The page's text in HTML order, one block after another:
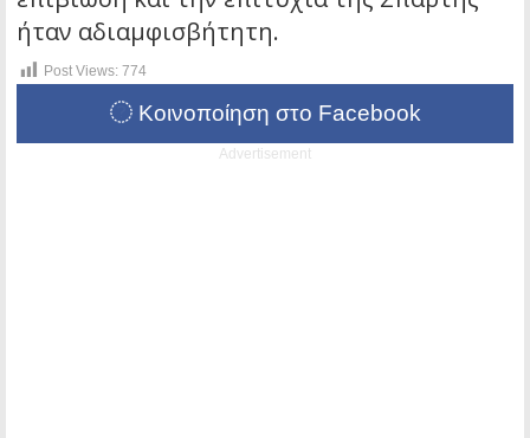
ήταν αδιαμφισβήτητη.
Post Views: 774
Κοινοποίηση στο Facebook
Advertisement